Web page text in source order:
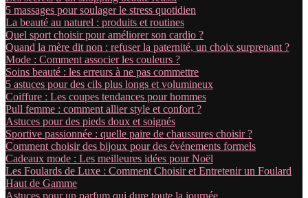
5 massages pour soulager le stress quotidien
La beauté au naturel : produits et routines
Quel sport choisir pour améliorer son cardio ?
Quand la mère dit non : refuser la paternité, un choix surprenant ?
Mode : Comment associer les couleurs ?
Soins beauté : les erreurs à ne pas commettre
5 astuces pour des cils plus longs et volumineux
Coiffure : Les coupes tendances pour hommes
Pull femme : comment allier style et confort ?
Astuces pour des pieds doux et soignés
Sportive passionnée : quelle paire de chaussures choisir ?
Comment choisir des bijoux pour des événements formels
Cadeaux mode : Les meilleures idées pour Noël
Les Foulards de Luxe : Comment Choisir et Entretenir un Foulard
Haut de Gamme
Astuces pour un parfum qui dure toute la journée